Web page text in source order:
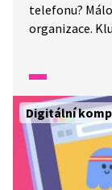
telefonu?
organizace.
i třeba nějaká
Digitální